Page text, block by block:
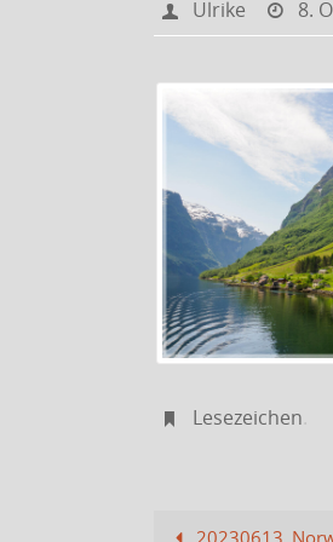
Ulrike 8.
Lesezeichen.